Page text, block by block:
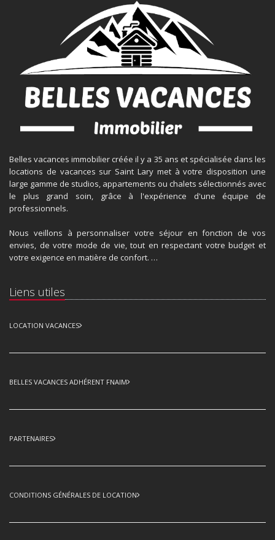
Belles vacances immobilier créée il y a 35 ans et spécialisée dans les
locations de vacances sur Saint Lary met à votre disposition une
large gamme de studios, appartements ou chalets sélectionnés avec
le plus grand soin, grâce à l'expérience d'une équipe de
professionnels.
Nous veillons à personnaliser votre séjour en fonction de vos
envies, de votre mode de vie, tout en respectant votre budget et
votre exigence en matière de confort. …
Liens utiles
LOCATION VACANCES
BELLES VACANCES ADHÉRENT FNAIM
PARTENAIRES
CONDITIONS GÉNÉRALES DE LOCATION